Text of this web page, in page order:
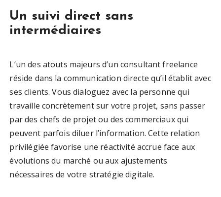
Un suivi direct sans
intermédiaires
L’un des atouts majeurs d’un consultant freelance
réside dans la communication directe qu’il établit avec
ses clients. Vous dialoguez avec la personne qui
travaille concrètement sur votre projet, sans passer
par des chefs de projet ou des commerciaux qui
peuvent parfois diluer l’information. Cette relation
privilégiée favorise une réactivité accrue face aux
évolutions du marché ou aux ajustements
nécessaires de votre stratégie digitale.